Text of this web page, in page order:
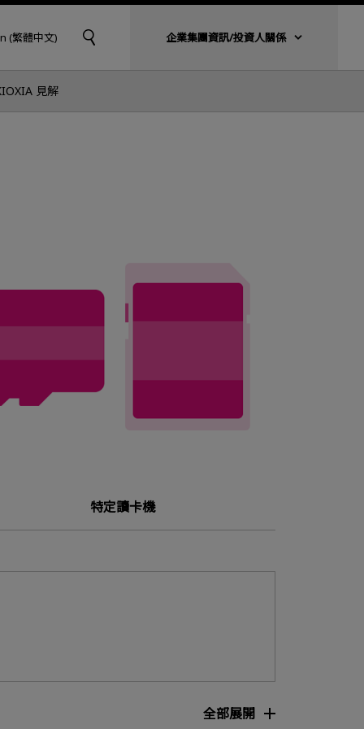
(繁體中文) 企業集團資訊/投資人關係
見解
特定讀卡機
全部展開